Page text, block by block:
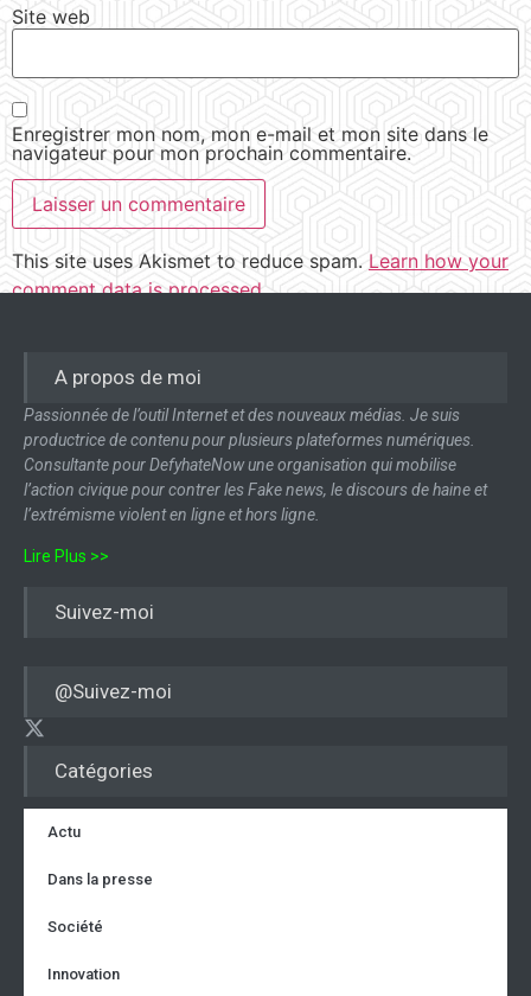
Site web
Enregistrer mon nom, mon e-mail et mon site dans le
navigateur pour mon prochain commentaire.
This site uses Akismet to reduce spam. Learn how your
comment data is processed.
Catégories
Actu
Dans la presse
Société
Innovation
A propos de moi
Passionnée de l’outil Internet et des nouveaux médias. Je suis
productrice de contenu pour plusieurs plateformes numériques.
Consultante pour DefyhateNow une organisation qui mobilise
l’action civique pour contrer les Fake news, le discours de haine et
l’extrémisme violent en ligne et hors ligne.
Lire Plus >>
Suivez-moi
@Suivez-moi